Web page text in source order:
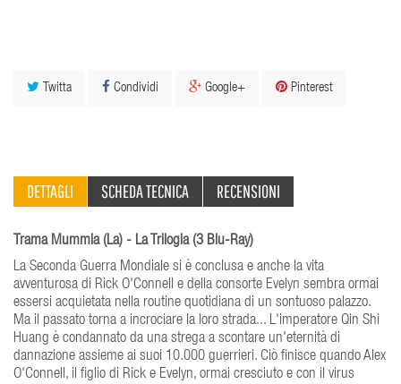
Twitta Condividi Google+ Pinterest
DETTAGLI SCHEDA TECNICA RECENSIONI
Trama Mummia (La) - La Trilogia (3 Blu-Ray)
La Seconda Guerra Mondiale si è conclusa e anche la vita
avventurosa di Rick O'Connell e della consorte Evelyn sembra ormai
essersi acquietata nella routine quotidiana di un sontuoso palazzo.
Ma il passato torna a incrociare la loro strada... L'imperatore Qin Shi
Huang è condannato da una strega a scontare un'eternità di
dannazione assieme ai suoi 10.000 guerrieri. Ciò finisce quando Alex
O'Connell, il figlio di Rick e Evelyn, ormai cresciuto e con il virus